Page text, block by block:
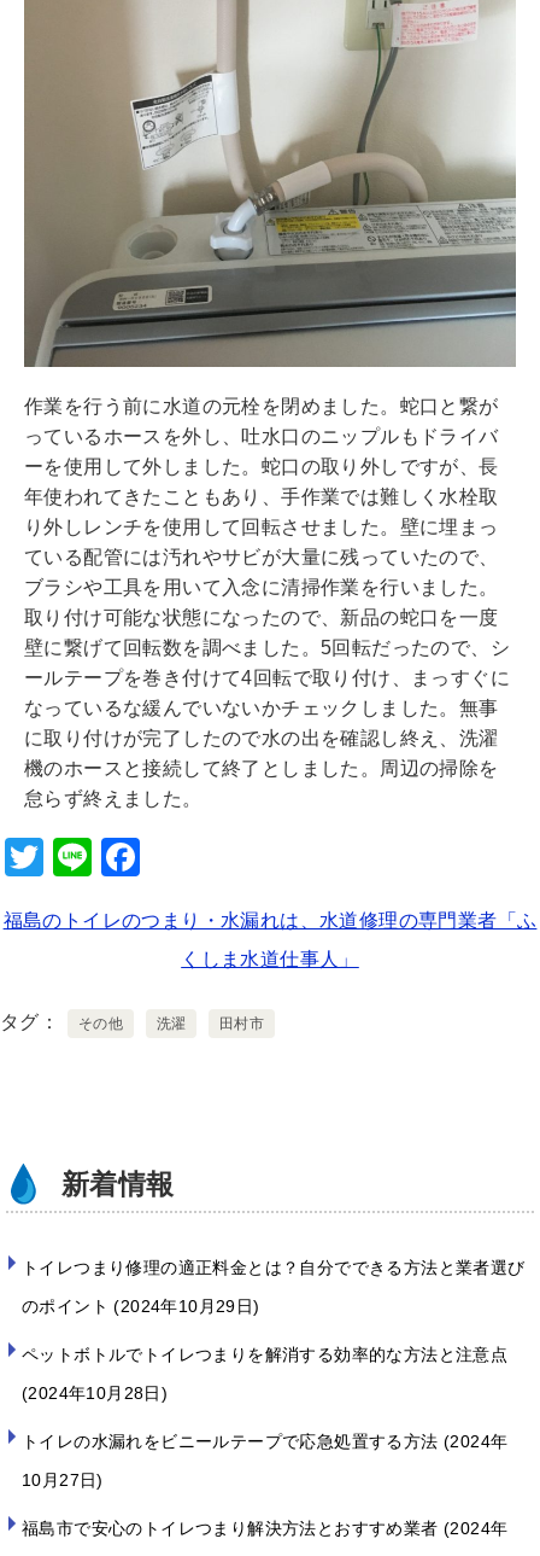
作業を行う前に水道の元栓を閉めました。蛇口と繋が
っているホースを外し、吐水口のニップルもドライバ
ーを使用して外しました。蛇口の取り外しですが、長
年使われてきたこともあり、手作業では難しく水栓取
り外しレンチを使用して回転させました。壁に埋まっ
ている配管には汚れやサビが大量に残っていたので、
ブラシや工具を用いて入念に清掃作業を行いました。
取り付け可能な状態になったので、新品の蛇口を一度
壁に繋げて回転数を調べました。5回転だったので、シ
ールテープを巻き付けて4回転で取り付け、まっすぐに
なっているな緩んでいないかチェックしました。無事
に取り付けが完了したので水の出を確認し終え、洗濯
機のホースと接続して終了としました。周辺の掃除を
怠らず終えました。
T
tt
Li
e c
b
福島のトイレのつまり・水漏れは、水道修理の専門業者「ふ
くしま水道仕事人」
タグ その他 洗濯 田村市
新着情報
トイレつまり修理の適正料金とは？自分でできる方法と業者選び
のポイント 2024年10月29日
ペットボトルでトイレつまりを解消する効率的な方法と注意点
2024年10月28日
トイレの水漏れをビニールテープで応急処置する方法
2024年
10月27日
福島市で安心のトイレつまり解決方法とおすすめ業者 2024年